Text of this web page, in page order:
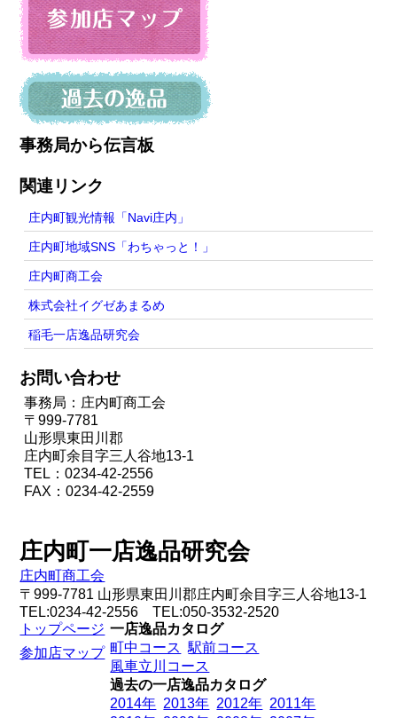
事務局から伝言板
関連リンク
庄内町観光情報「Navi庄内」
庄内町地域SNS「わちゃっと！」
庄内町商工会
株式会社イグゼあまるめ
稲毛一店逸品研究会
お問い合わせ
事務局：庄内町商工会
〒999-7781
山形県東田川郡
庄内町余目字三人谷地13-1
TEL：0234-42-2556
FAX：0234-42-2559
庄内町一店逸品研究会
庄内町商工会
〒999-7781 山形県東田川郡庄内町余目字三人谷地13-1
TEL:0234-42-2556 TEL:050-3532-2520
トップページ
参加店マップ
一店逸品カタログ
町中コース
駅前コース
風車立川コース
過去の一店逸品カタログ
2014年 2013年 2012年 2011年